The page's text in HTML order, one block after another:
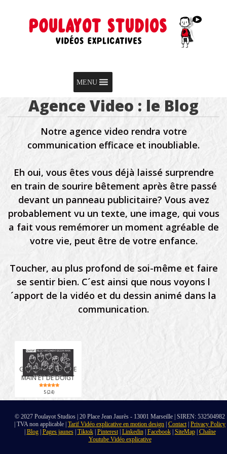
Menu
Skip to content
MENU
Agence Video : le Blog
Notre agence video rendra votre
communication efficace et inoubliable.
Eh oui, vous êtes vous déjà laissé surprendre
en train de sourire bêtement après être passé
devant un panneau publicitaire? Vous avez
probablement vu un texte, une image, qui vous
a fait vous remémorer un moment agréable de
votre vie, peut être de votre enfance.
Toucher, au plus profond de soi-même et faire
se sentir bien. C´est ainsi que nous voyons l
´apport de la vidéo et du dessin animé dans la
communication.
GRATUIT: DESSIN DE
MAIN ET DE DOIGT
5 (24)
© 2027 Poulayot Studios | 20 Place Jean Jaurès - 13001 Marseille | SIREN: 532504982
| TVA non applicable | Tarif Vidéo explicative en motion design Contact| Privacy Policy
Blog| Pages jaunes| Tiktok| Pinterest| Linkedin| Facebook| SiteMap| Chaîne
Youtube Vidéo explicative